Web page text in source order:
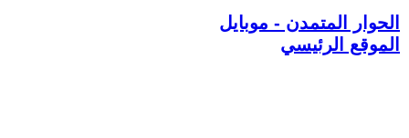
الحوار المتمدن - موبايل
الموقع الرئيسي